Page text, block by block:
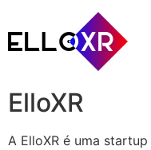
ElloXR
A ElloXR é uma